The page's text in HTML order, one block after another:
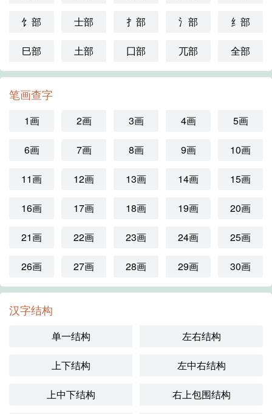
饣部 士部 扌部 氵部 纟部
巳部 土部 囗部 兀部 全部
笔画查字
1画 2画 3画 4画 5画
6画 7画 8画 9画 10画
11画 12画 13画 14画 15画
16画 17画 18画 19画 20画
21画 22画 23画 24画 25画
26画 27画 28画 29画 30画
汉字结构
单一结构 左右结构
上下结构 左中右结构
上中下结构 右上包围结构